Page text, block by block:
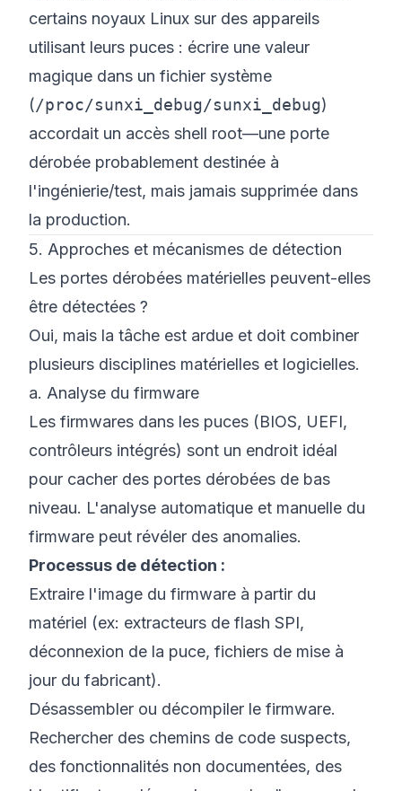
certains noyaux Linux sur des appareils
utilisant leurs puces : écrire une valeur
magique dans un fichier système
(/proc/sunxi_debug/sunxi_debug)
accordait un accès shell root—une porte
dérobée probablement destinée à
l'ingénierie/test, mais jamais supprimée dans
la production.
5. Approches et mécanismes de détection
Les portes dérobées matérielles peuvent-elles
être détectées ?
Oui, mais la tâche est ardue et doit combiner
plusieurs disciplines matérielles et logicielles.
a. Analyse du firmware
Les firmwares dans les puces (BIOS, UEFI,
contrôleurs intégrés) sont un endroit idéal
pour cacher des portes dérobées de bas
niveau. L'analyse automatique et manuelle du
firmware peut révéler des anomalies.
Processus de détection :
Extraire l'image du firmware à partir du
matériel (ex: extracteurs de flash SPI,
déconnexion de la puce, fichiers de mise à
jour du fabricant).
Désassembler ou décompiler le firmware.
Rechercher des chemins de code suspects,
des fonctionnalités non documentées, des